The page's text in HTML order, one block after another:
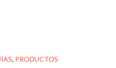
, PRODUCTOS